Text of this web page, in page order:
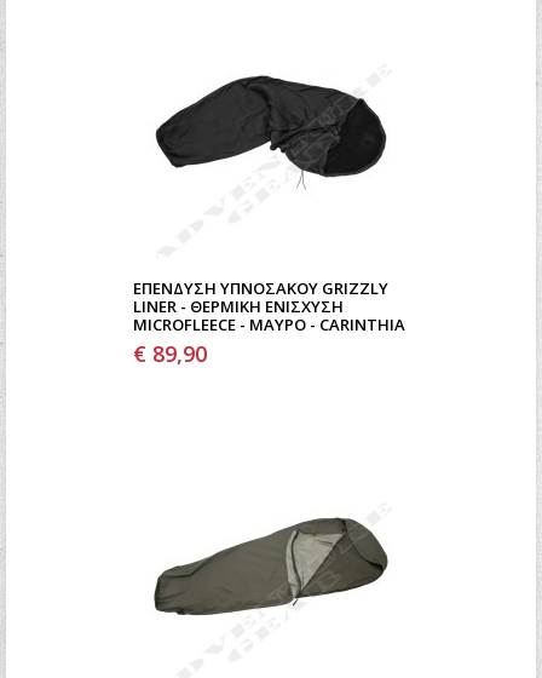
ΕΠΈΝΔΥΣΗ ΥΠΝΌΣΑΚΟΥ GRIZZLY
LINER - ΘΕΡΜΙΚΉ ΕΝΊΣΧΥΣΗ
MICROFLEECE - ΜΑΎΡΟ - CARINTHIA
€ 89,90